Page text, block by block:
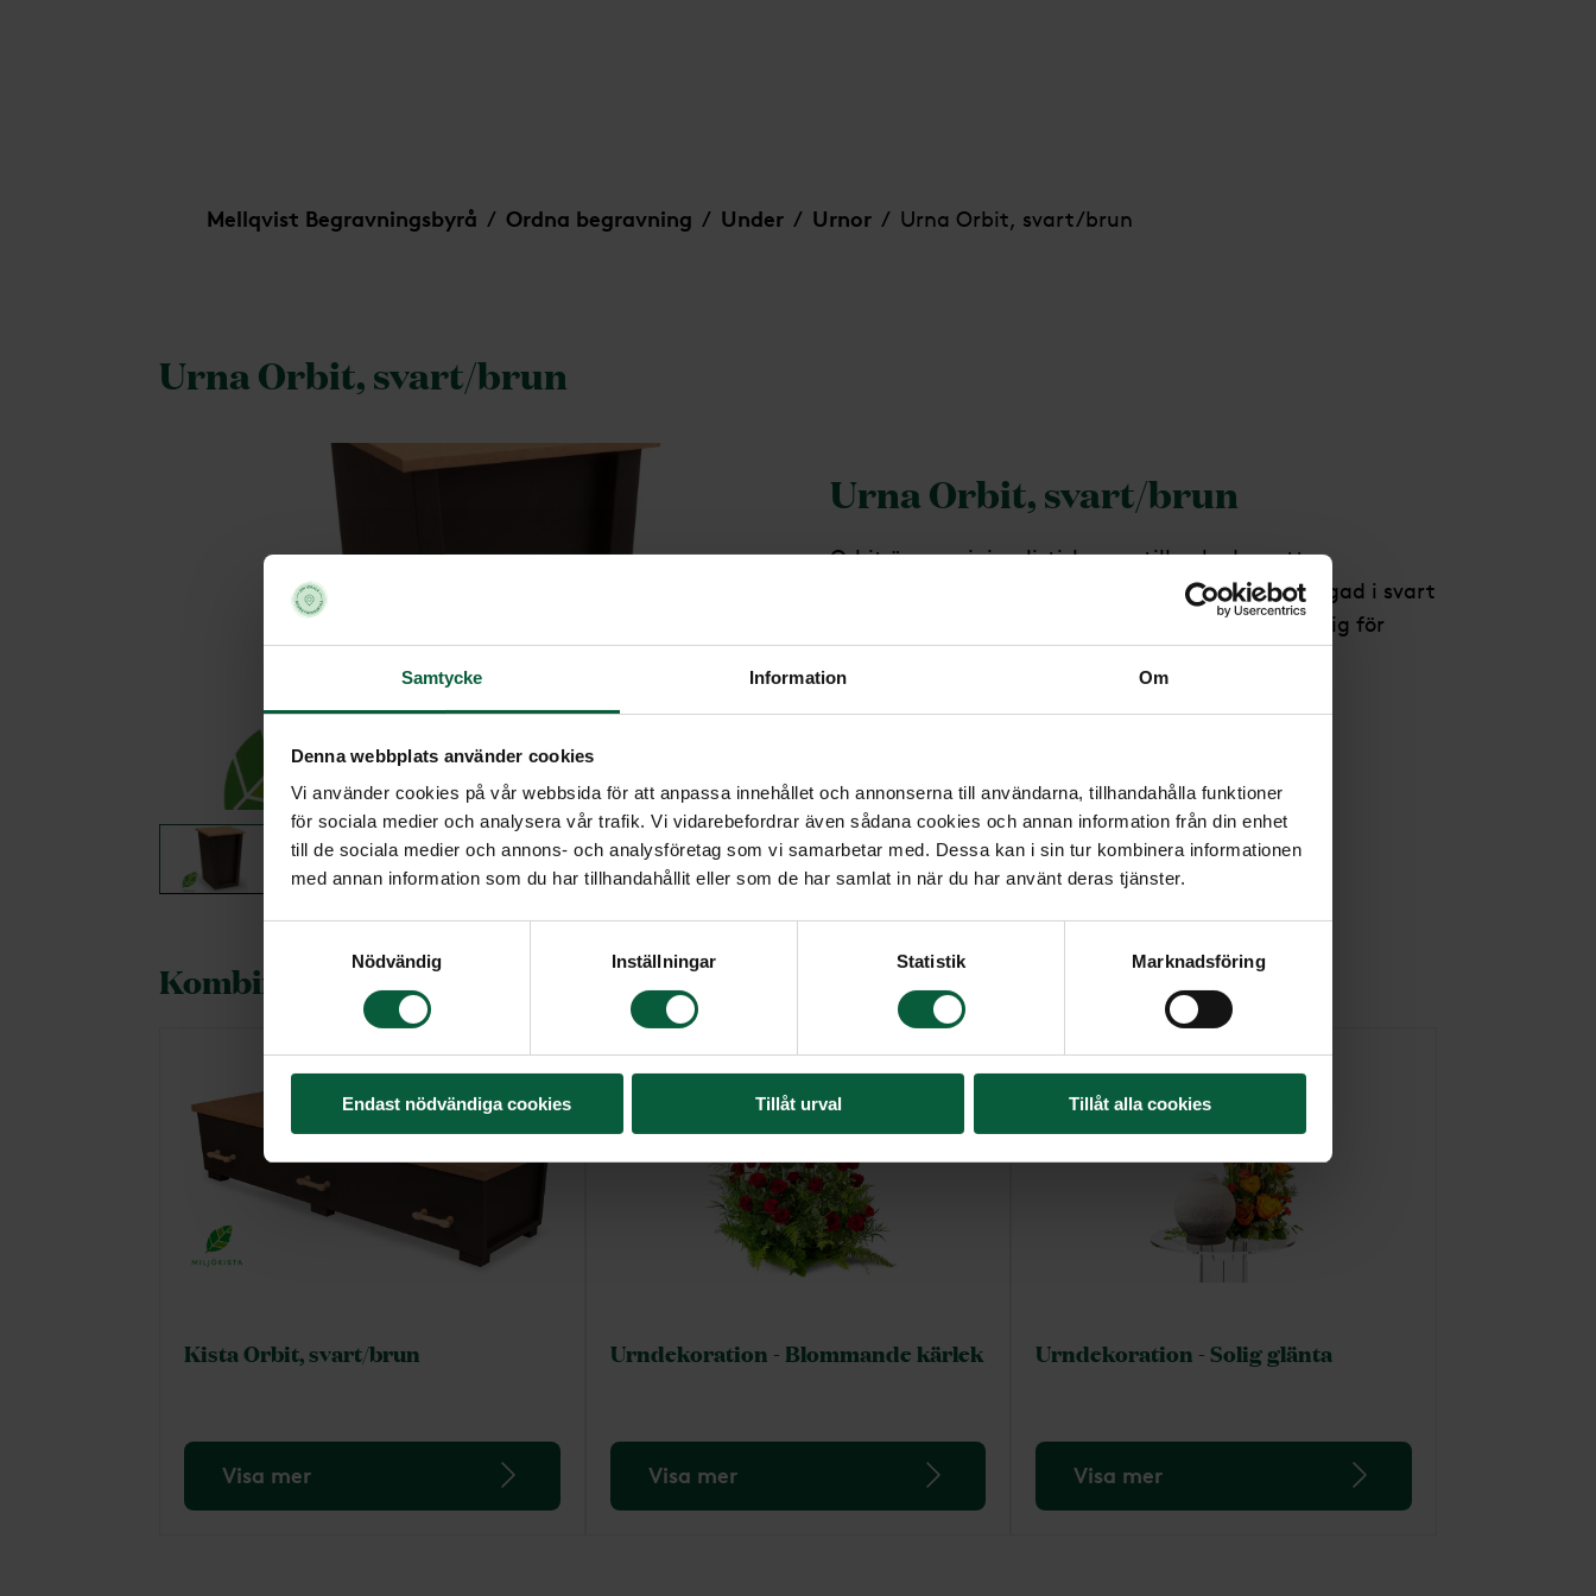
Samtycke Information Om
Denna webbplats använder cookies
Vi använder cookies på vår webbsida för att anpassa innehållet och annonserna till användarna, tillhandahålla funktioner
för sociala medier och analysera vår trafik. Vi vidarebefordrar även sådana cookies och annan information från din enhet
till de sociala medier och annons- och analysföretag som vi samarbetar med. Dessa kan i sin tur kombinera informationen
med annan information som du har tillhandahållit eller som de har samlat in när du har använt deras tjänster.
Nödvändig
Inställningar Statistik Marknadsföring
Endast nödvändiga cookies Tillåt urval Tillåt alla cookies
Mellqvist Begravningsbyrå / Ordna begravning / Under / Urnor / Urna Orbit, svart/brun
Urna Orbit, svart/brun
Urna Orbit, svart/brun
Orbit är en minimalistisk urna tillverkad av ett
lättviktsmatrial av träfiber. Denna variant är färgad i svart
och locket i brunt. Urnan är förgänglig och lämplig för
Kombineras gärna med
Kista Orbit, svart/brun
Visa mer
Urndekoration - Blommande kärlek
Visa mer
Urndekoration - Solig glänta
Visa mer